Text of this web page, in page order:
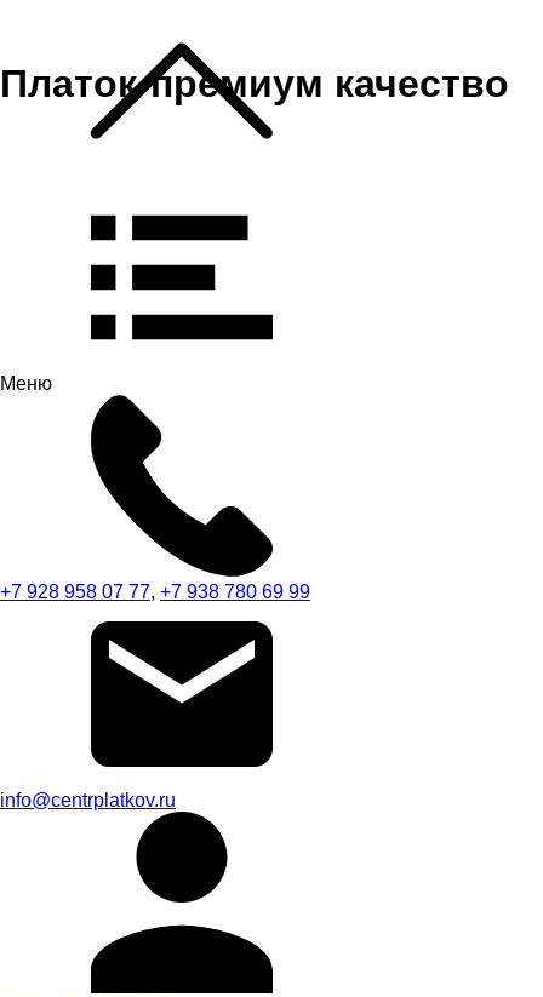
Меню
+7 928 958 07 77, +7 938 780 69 99
info@centrplatkov.ru
Платок-премиум качество